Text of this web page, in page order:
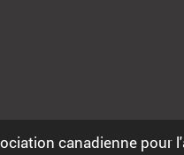
canadienne